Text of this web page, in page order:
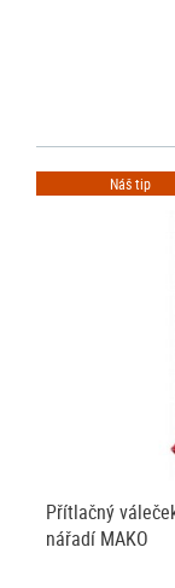
Náš tip
Přítlačný
nářadí MAKO